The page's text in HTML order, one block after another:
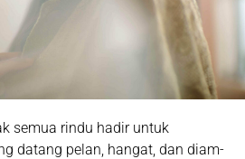
semua rindu hadir untuk
datang pelan, hangat, dan diam-